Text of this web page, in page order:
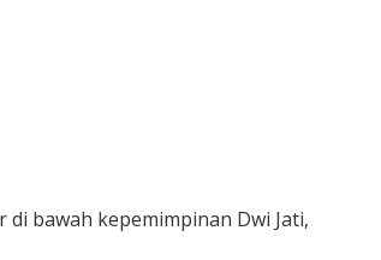
bawah kepemimpinan Dwi Jati,